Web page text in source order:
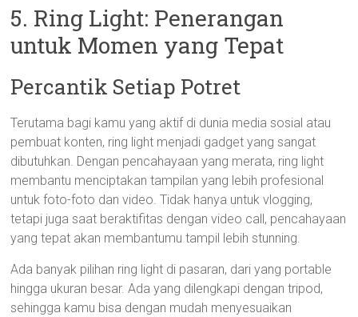
5. Ring Light: Penerangan
untuk Momen yang Tepat
Percantik Setiap Potret
Terutama bagi kamu yang aktif di dunia media sosial atau
pembuat konten, ring light menjadi gadget yang sangat
dibutuhkan. Dengan pencahayaan yang merata, ring light
membantu menciptakan tampilan yang lebih profesional
untuk foto-foto dan video. Tidak hanya untuk vlogging,
tetapi juga saat beraktifitas dengan video call, pencahayaan
yang tepat akan membantumu tampil lebih stunning.
Ada banyak pilihan ring light di pasaran, dari yang portable
hingga ukuran besar. Ada yang dilengkapi dengan tripod,
sehingga kamu bisa dengan mudah menyesuaikan